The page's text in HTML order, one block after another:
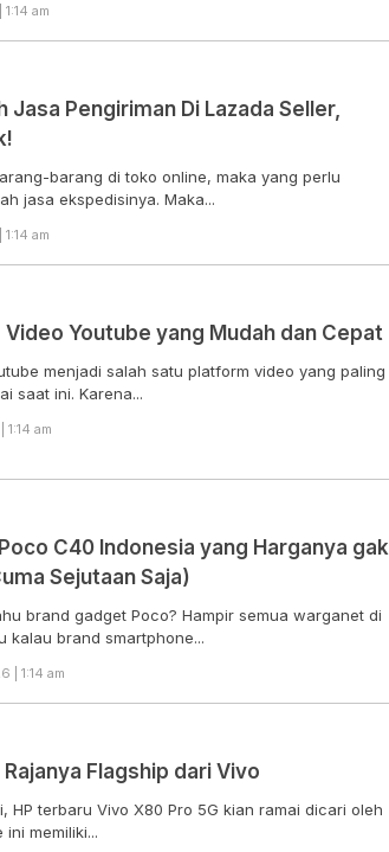
am
Jasa Pengiriman Di Lazada Seller,
barang di toko online, maka yang perlu
jasa ekspedisinya. Maka...
am
Video Youtube yang Mudah dan Cepat
menjadi salah satu platform video yang paling
populer di dunia sampai saat ini. Karena...
am
C40 Indonesia yang Harganya gak
Sejutaan Saja)
brand gadget Poco? Hampir semua warganet di
kalau brand smartphone...
| 1:14 am
Flagship dari Vivo
HP terbaru Vivo X80 Pro 5G kian ramai dicari oleh
ini memiliki...